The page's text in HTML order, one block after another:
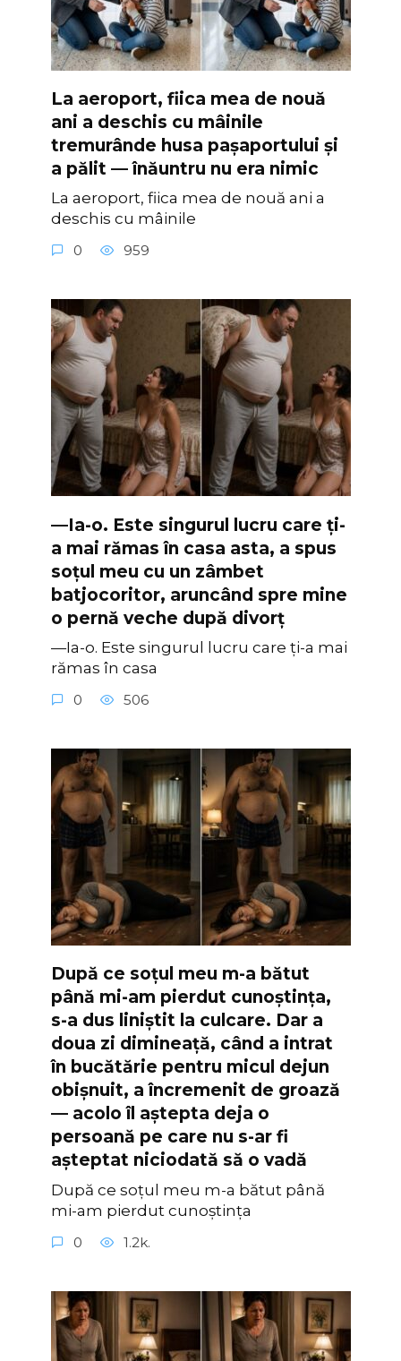
La aeroport, fiica mea de nouă
ani a deschis cu mâinile
tremurânde husa pașaportului și
a pălit — înăuntru nu era nimic
La aeroport, fiica mea de nouă ani a
deschis cu mâinile
0 959
—Ia-o. Este singurul lucru care ți-
a mai rămas în casa asta, a spus
soțul meu cu un zâmbet
batjocoritor, aruncând spre mine
o pernă veche după divorț
—Ia-o. Este singurul lucru care ți-a mai
rămas în casa
0 506
După ce soțul meu m-a bătut
până mi-am pierdut cunoștința,
s-a dus liniștit la culcare. Dar a
doua zi dimineață, când a intrat
în bucătărie pentru micul dejun
obișnuit, a încremenit de groază
— acolo îl aștepta deja o
persoană pe care nu s-ar fi
așteptat niciodată să o vadă
După ce soțul meu m-a bătut până
mi-am pierdut cunoștința
0 1.2k.